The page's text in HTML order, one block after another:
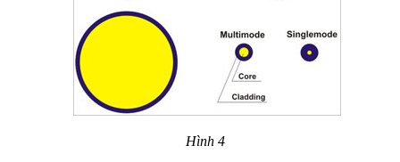
Hình 4